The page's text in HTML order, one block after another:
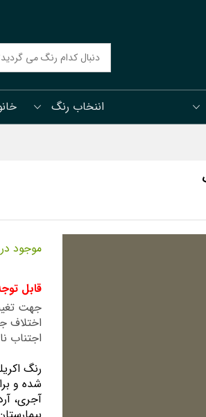
اننخاب رنگ
موجود در
قابل
جهت
اختلاف
اجتناب
رنگ
شده و